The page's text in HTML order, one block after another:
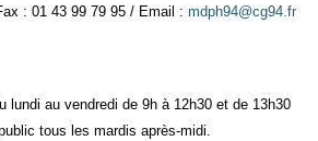
: 01 43 99 79 95 / Email : mdph94@cg94.fr
lundi au vendredi de 9h à 12h30 et de 13h30
tous les mardis après-midi.